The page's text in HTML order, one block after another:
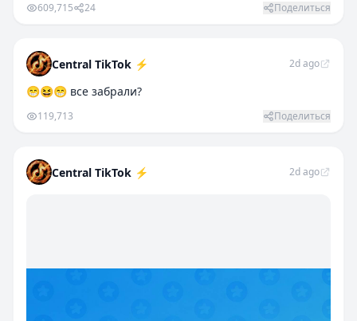
609,715 24 Поделиться
Central TikTok ⚡️ 2d ago
😁😆😁 все забрали?
119,713 Поделиться
Central TikTok ⚡️ 2d ago